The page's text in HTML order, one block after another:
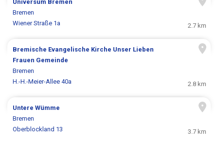
Universum Bremen
Bremen
Wiener Straße 1a
2.7 km
Bremische Evangelische Kirche Unser Lieben
Frauen Gemeinde
Bremen
H.-H.-Meier-Allee 40a
2.8 km
Untere Wümme
Bremen
Oberblockland 13
3.7 km